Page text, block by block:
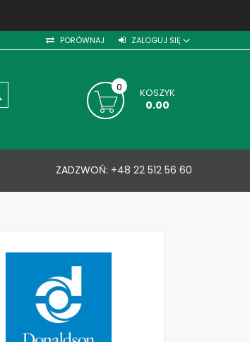
PORÓWNAJ ZALOGUJ SIĘ
KOSZYK
0.00
0
ZADZWOŃ: +48 22 512 56 60